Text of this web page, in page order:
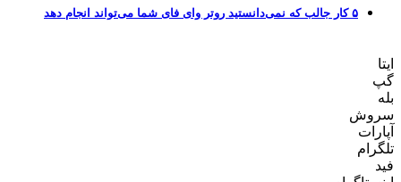
۵ کار جالب که نمی‌دانستید روتر وای فای شما می‌تواند انجام دهد
ایتا
گپ
بله
سروش
آپارات
تلگرام
فید